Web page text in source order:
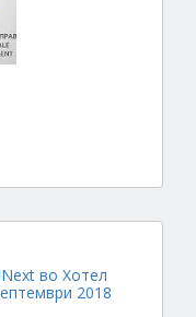
во Хотел
2018